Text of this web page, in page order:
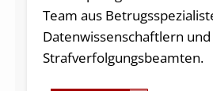
Team aus
Datenwissenschaftlern
Strafverfolgungsbeamten.